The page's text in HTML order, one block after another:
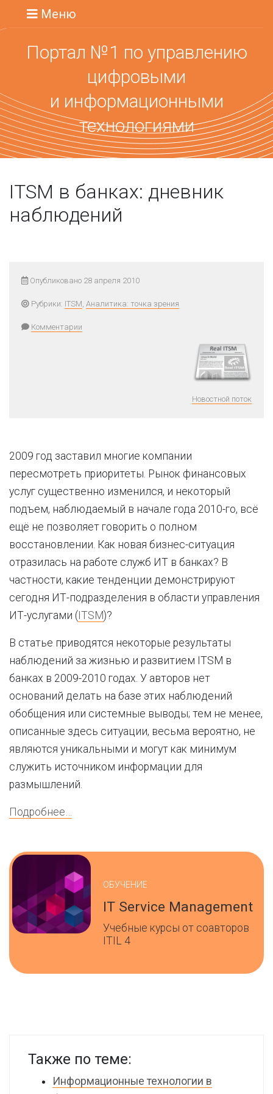
Меню
Портал №1 по управлению
цифровыми
и информационными
технологиями
ITSM в банках: дневник
наблюдений
Опубликовано 28 апреля 2010
Рубрики: ITSM, Аналитика: точка зрения
Комментарии
Новостной поток
2009 год заставил многие компании
пересмотреть приоритеты. Рынок финансовых
услуг существенно изменился, и некоторый
подъем, наблюдаемый в начале года 2010-го, всё
ещё не позволяет говорить о полном
восстановлении. Как новая бизнес-ситуация
отразилась на работе служб ИТ в банках? В
частности, какие тенденции демонстрируют
сегодня ИТ-подразделения в области управления
ИТ-услугами ( ITSM)?
В статье приводятся некоторые результаты
наблюдений за жизнью и развитием ITSM в
банках в 2009-2010 годах. У авторов нет
оснований делать на базе этих наблюдений
обобщения или системные выводы; тем не менее,
описанные здесь ситуации, весьма вероятно, не
являются уникальными и могут как минимум
служить источником информации для
размышлений.
Подробнее…
ОБУЧЕНИЕ
IT Service Management
Учебные курсы от соавторов
ITIL 4
Также по теме:
Информационные технологии в